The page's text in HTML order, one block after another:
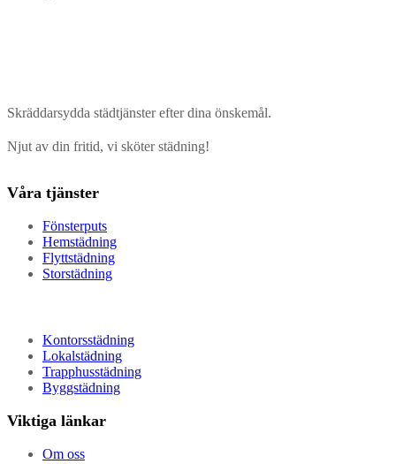
Skräddarsydda städtjänster efter dina önskemål.
Njut av din fritid, vi sköter städning!
Våra tjänster
Fönsterputs
Hemstädning
Flyttstädning
Storstädning
Kontorsstädning
Lokalstädning
Trapphusstädning
Byggstädning
Viktiga länkar
Om oss